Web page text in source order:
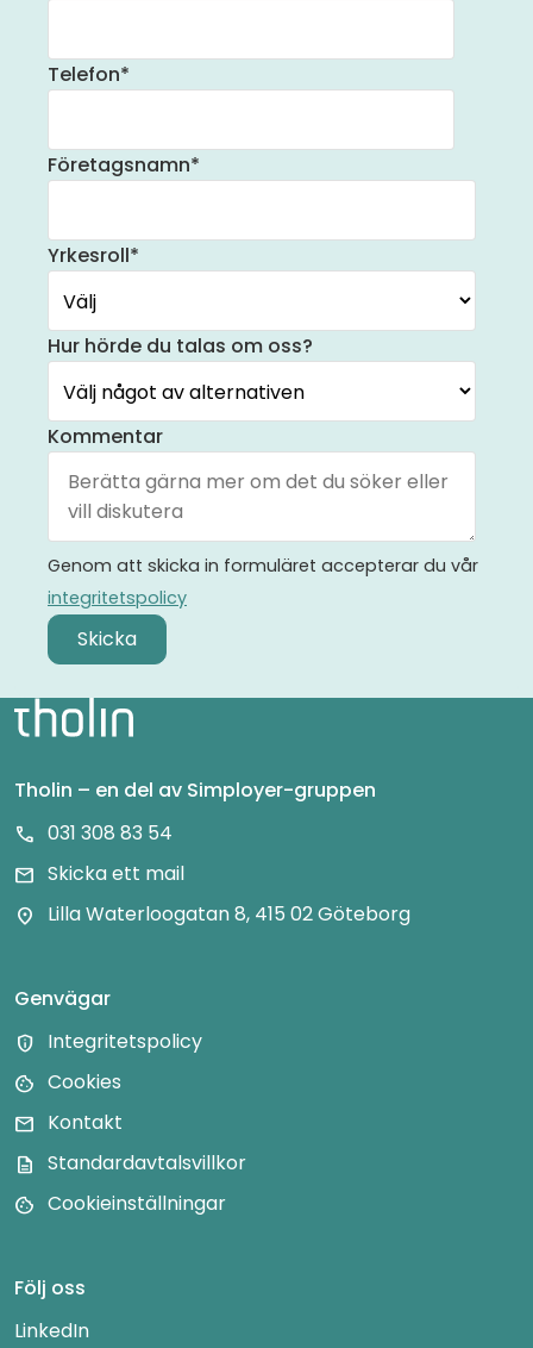
Telefon*
Företagsnamn*
Yrkesroll*
Hur hörde du talas om oss?
Kommentar
Genom att skicka in formuläret accepterar du vår
integritetspolicy
Tholin – en del av Simployer-gruppen
call 031 308 83 54
mail Skicka ett mail
location_on Lilla Waterloogatan 8, 415 02 Göteborg
Genvägar
privacy_tip Integritetspolicy
cookie Cookies
mail Kontakt
description Standardavtalsvillkor
cookie Cookieinställningar
Följ oss
LinkedIn